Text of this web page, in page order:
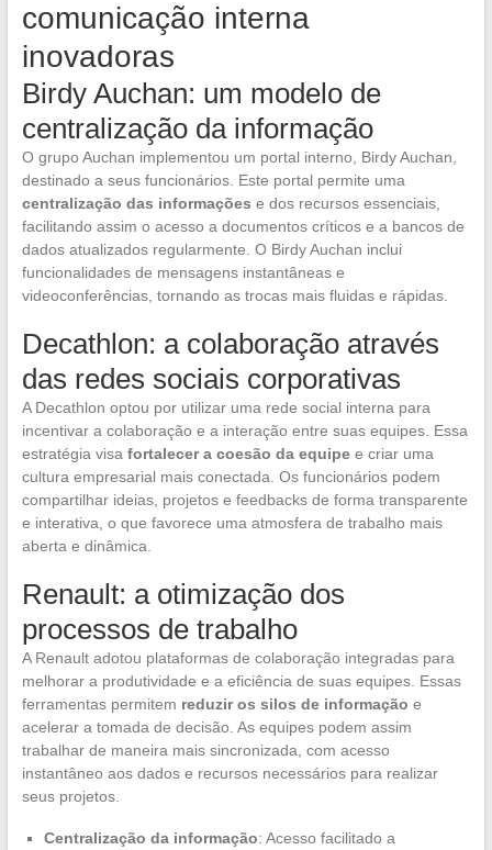
comunicação interna
inovadoras
Birdy Auchan: um modelo de
centralização da informação
O grupo Auchan implementou um portal interno, Birdy Auchan,
destinado a seus funcionários. Este portal permite uma
centralização das informações e dos recursos essenciais,
facilitando assim o acesso a documentos críticos e a bancos de
dados atualizados regularmente. O Birdy Auchan inclui
funcionalidades de mensagens instantâneas e
videoconferências, tornando as trocas mais fluidas e rápidas.
Decathlon: a colaboração através
das redes sociais corporativas
A Decathlon optou por utilizar uma rede social interna para
incentivar a colaboração e a interação entre suas equipes. Essa
estratégia visa fortalecer a coesão da equipee criar uma
cultura empresarial mais conectada. Os funcionários podem
compartilhar ideias, projetos e feedbacks de forma transparente
e interativa, o que favorece uma atmosfera de trabalho mais
aberta e dinâmica.
Renault: a otimização dos
processos de trabalho
A Renault adotou plataformas de colaboração integradas para
melhorar a produtividade e a eficiência de suas equipes. Essas
ferramentas permitem reduzir os silos de informação e
acelerar a tomada de decisão. As equipes podem assim
trabalhar de maneira mais sincronizada, com acesso
instantâneo aos dados e recursos necessários para realizar
seus projetos.
Centralização da informação: Acesso facilitado a